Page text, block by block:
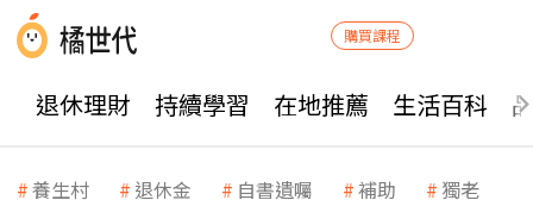
購買課程
退休理財 持續學習 在地推薦 生活百科
養生村 退休金 自書遺囑 補助 獨老